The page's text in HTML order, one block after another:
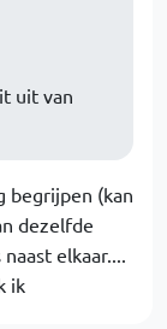
uit van
begrijpen (kan
dezelfde
elkaar....
ik